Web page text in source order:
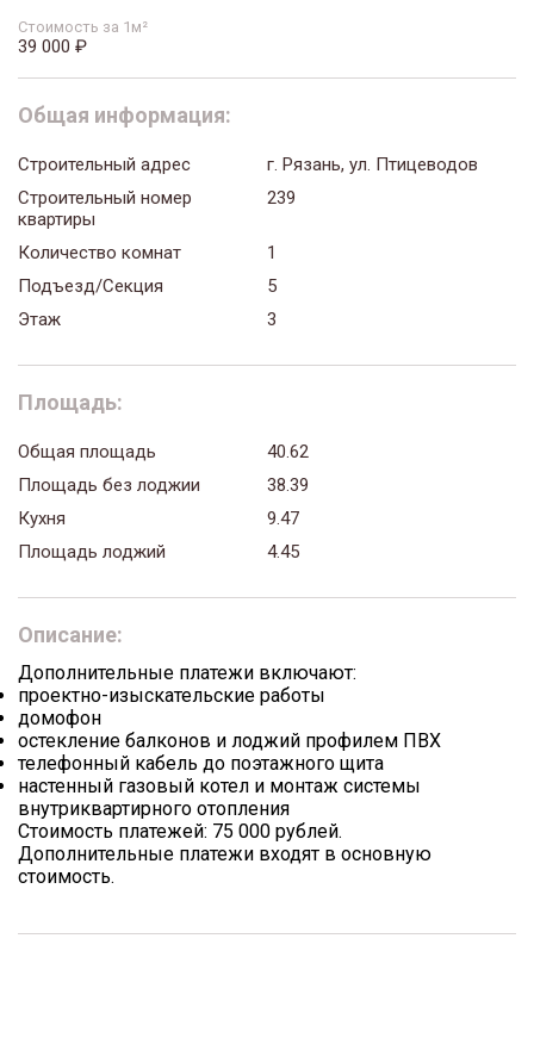
Стоимость за 1м²
39 000 ₽
Общая информация:
Строительный адрес
г. Рязань, ул. Птицеводов
Строительный номер
квартиры
239
Количество комнат
1
Подъезд/Секция
5
Этаж
3
Площадь:
Общая площадь
40.62
Площадь без лоджии
38.39
Кухня
9.47
Площадь лоджий
4.45
Описание:
Дополнительные платежи включают:
проектно-изыскательские работы
домофон
остекление балконов и лоджий профилем ПВХ
телефонный кабель до поэтажного щита
настенный газовый котел и монтаж системы
внутриквартирного отопления
Стоимость платежей: 75 000 рублей.
Дополнительные платежи входят в основную
стоимость.